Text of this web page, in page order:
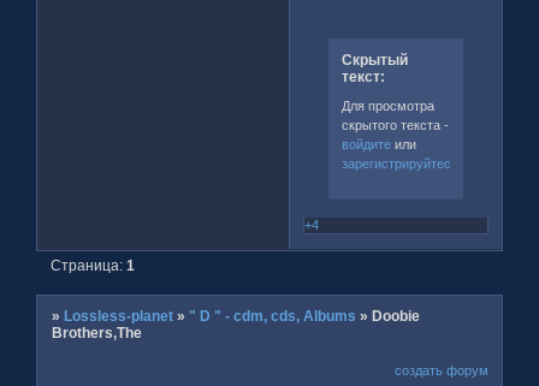
Скрытый
текст:
Для просмотра
скрытого текста -
войдитеили
зарегистрируйтесь
+4
Страница:1
»Lossless-planet » " D " - cdm, cds, Albums »Doobie
Brothers,The
создать форум